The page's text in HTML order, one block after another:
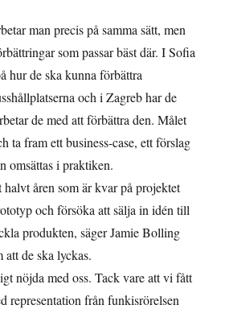
man precis på samma sätt, men
som passar bäst där. I Sofia
hur de ska kunna förbättra
och i Zagreb har de
de med att förbättra den. Målet
ta fram ett business-case, ett förslag
omsättas i praktiken.
åren som är kvar på projektet
och försöka att sälja in idén till
produkten, säger Jamie Bolling
att de ska lyckas.
nöjda med oss. Tack vare att vi fått
representation från funkisrörelsen